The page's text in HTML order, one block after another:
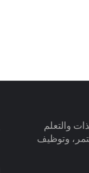
والتعلم
وتوظيف